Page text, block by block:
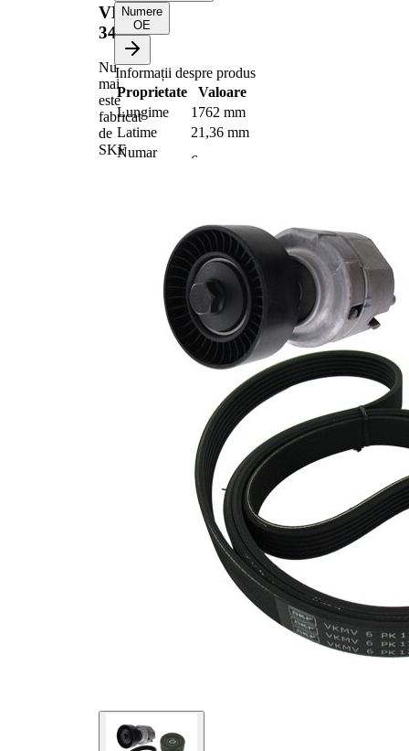
VKMA
34032
Nu
mai
este
fabricat
de
SKF
Numere
OE
Informații despre produs
Proprietate
Valoare
Lungime
1762 mm
Latime
21,36 mm
Numar
6
substante
SVHC
Material
EPDM
(etilen
propilen
dienă
cauciuc)
Listă de piese de schimb
Nume articol
Număr
articol
Cantitate
VKM
34033
ghidare/conducere,
curea transmisie
VKM
34034
1
Curea transmisie
VKMV
6PK1762